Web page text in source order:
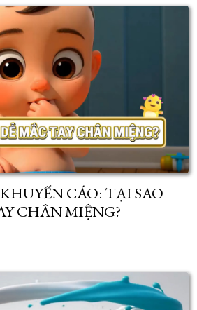
CÁO: TẠI SAO
CHÂN MIỆNG?